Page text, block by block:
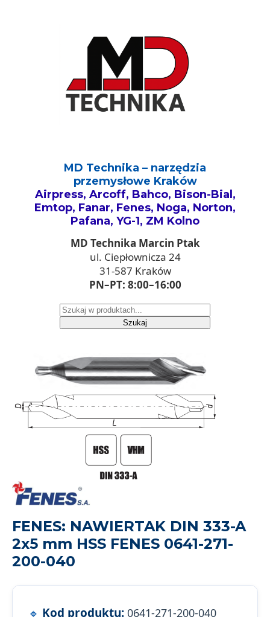
MD Technika – narzędzia
przemysłowe Kraków
Airpress, Arcoff, Bahco, Bison-Bial,
Emtop, Fanar, Fenes, Noga, Norton,
Pafana, YG-1, ZM Kolno
MD Technika Marcin Ptak
ul. Ciepłownicza 24
31-587 Kraków
PN–PT: 8:00–16:00
Szukaj
FENES: NAWIERTAK DIN 333-A
2x5 mm HSS FENES 0641-271-
200-040
Kod produktu: 0641-271-200-040